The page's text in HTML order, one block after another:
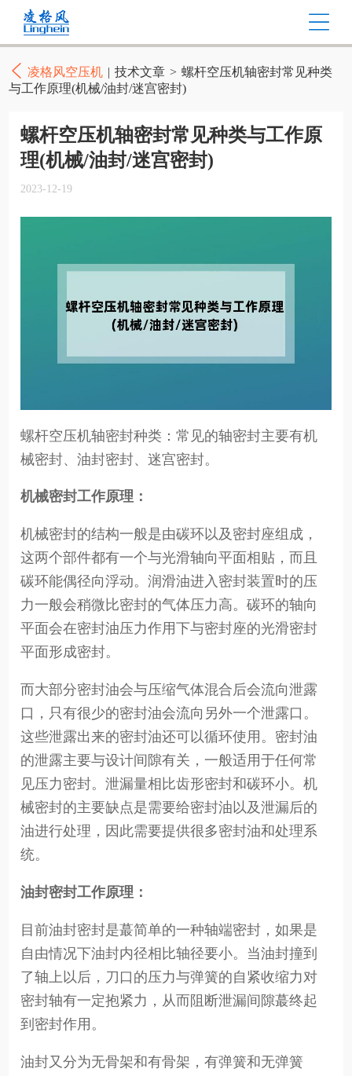
凌格风空压机 | 技术文章 > 螺杆空压机轴密封常见种类
与工作原理(机械/油封/迷宫密封)
螺杆空压机轴密封常见种类与工作原
理(机械/油封/迷宫密封)
2023-12-19
螺杆空压机轴密封种类：常见的轴密封主要有机
械密封、油封密封、迷宫密封。
机械密封工作原理：
机械密封的结构一般是由碳环以及密封座组成，
这两个部件都有一个与光滑轴向平面相贴，而且
碳环能偶径向浮动。润滑油进入密封装置时的压
力一般会稍微比密封的气体压力高。碳环的轴向
平面会在密封油压力作用下与密封座的光滑密封
平面形成密封。
而大部分密封油会与压缩气体混合后会流向泄露
口，只有很少的密封油会流向另外一个泄露口。
这些泄露出来的密封油还可以循环使用。密封油
的泄露主要与设计间隙有关，一般适用于任何常
见压力密封。泄漏量相比齿形密封和碳环小。机
械密封的主要缺点是需要给密封油以及泄漏后的
油进行处理，因此需要提供很多密封油和处理系
统。
油封密封工作原理：
目前油封密封是蕞简单的一种轴端密封，如果是
自由情况下油封内径相比轴径要小。当油封撞到
了轴上以后，刀口的压力与弹簧的自紧收缩力对
密封轴有一定抱紧力，从而阻断泄漏间隙蕞终起
到密封作用。
油封又分为无骨架和有骨架，有弹簧和无弹簧